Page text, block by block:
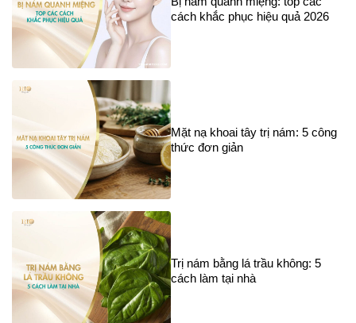
cách khắc phục hiệu quả 2026
Mặt nạ khoai tây trị nám: 5 công
thức đơn giản
Trị nám bằng lá trầu không: 5
cách làm tại nhà